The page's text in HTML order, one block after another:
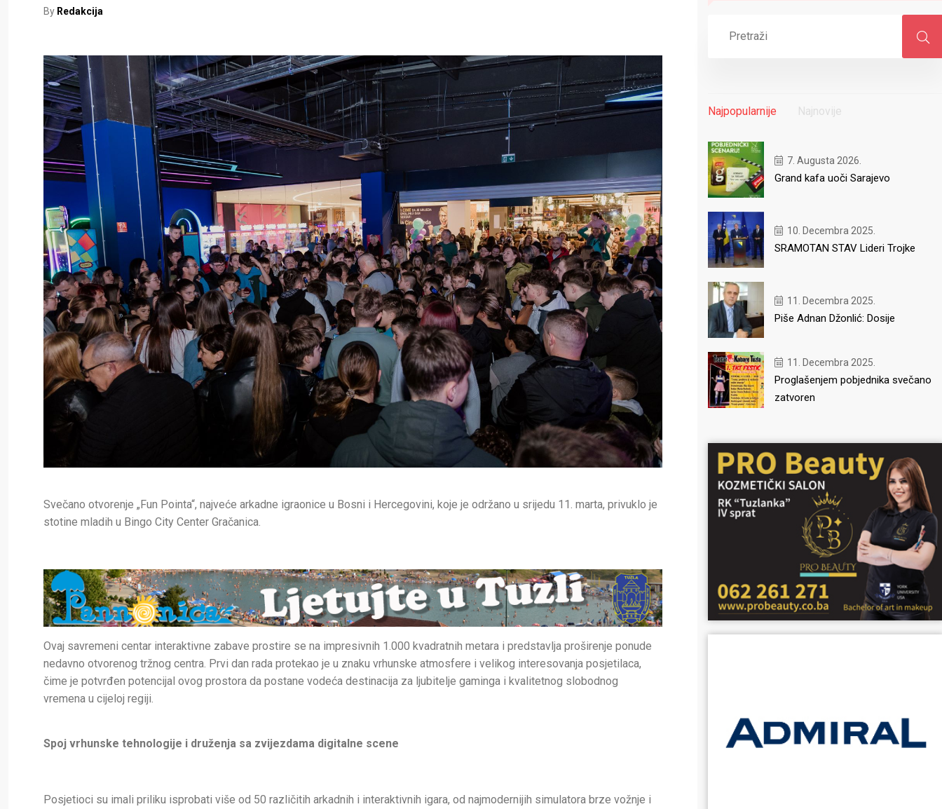
By Redakcija
Svečano otvorenje „Fun Pointa“, najveće arkadne igraonice u Bosni i Hercegovini, koje je održano u srijedu 11. marta, privuklo je
stotine mladih u Bingo City Center Gračanica.
Ovaj savremeni centar interaktivne zabave prostire se na impresivnih 1.000 kvadratnih metara i predstavlja proširenje ponude
nedavno otvorenog tržnog centra. Prvi dan rada protekao je u znaku vrhunske atmosfere i velikog interesovanja posjetilaca,
čime je potvrđen potencijal ovog prostora da postane vodeća destinacija za ljubitelje gaminga i kvalitetnog slobodnog
vremena u cijeloj regiji.
Spoj vrhunske tehnologije i druženja sa zvijezdama digitalne scene
Posjetioci su imali priliku isprobati više od 50 različitih arkadnih i interaktivnih igara, od najmodernijih simulatora brze vožnje i
Najpopularnije Najnovije
7. Augusta 2026.
Grand kafa uoči Sarajevo
10. Decembra 2025.
SRAMOTAN STAV Lideri Trojke
11. Decembra 2025.
Piše Adnan Džonlić: Dosije
11. Decembra 2025.
Proglašenjem pobjednika svečano
zatvoren